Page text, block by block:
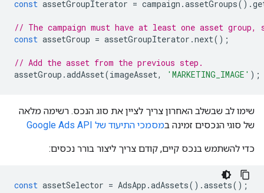
const assetGroupIterator = campaign .assetGroups().
// The campaign must have at least one asset group,
const assetGroup = assetGroupIterator .next();
// Add the asset from the previous step.
assetGroup .addAsset(imageAsset, 'MARKETING_IMAGE' );
שימו לב שבשלב האחרון צריך לציין את סוג הנכס. רשימה מלאה
של סוגי הנכסים זמינה במסמכי התיעוד של Google Ads API
כדי להשתמש בנכס קיים, קודם צריך ליצור בורר נכסים:
const assetSelector = AdsApp .adAssets().assets();